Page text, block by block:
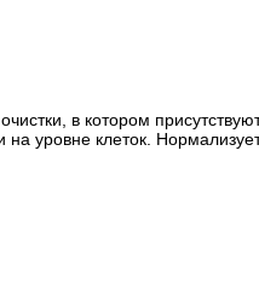
в котором
уровне клеток.